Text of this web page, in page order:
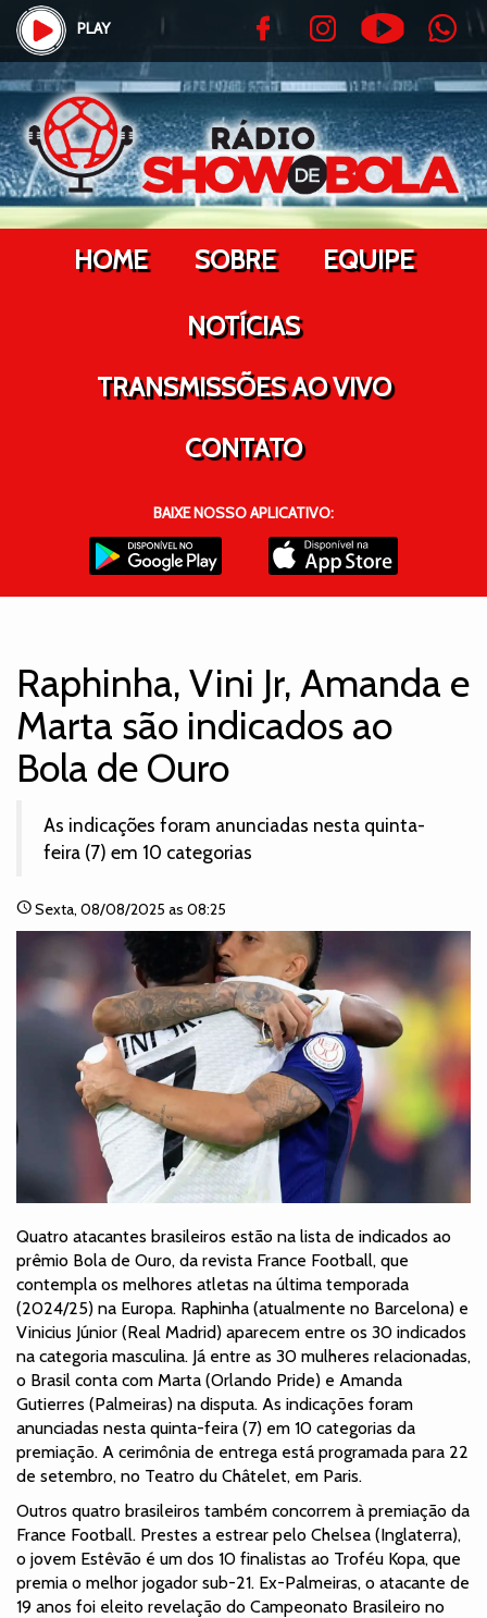
PLAY
HOME SOBRE EQUIPE
NOTÍCIAS
TRANSMISSÕES AO VIVO
CONTATO
BAIXE NOSSO APLICATIVO:
Raphinha, Vini Jr, Amanda e
Marta são indicados ao
Bola de Ouro
As indicações foram anunciadas nesta quinta-
feira (7) em 10 categorias
scheduleSexta, 08/08/2025 as 08:25
Quatro atacantes brasileiros estão na lista de indicados ao
prêmio Bola de Ouro, da revista France Football, que
contempla os melhores atletas na última temporada
(2024/25) na Europa. Raphinha (atualmente no Barcelona) e
Vinicius Júnior (Real Madrid) aparecem entre os 30 indicados
na categoria masculina. Já entre as 30 mulheres relacionadas,
o Brasil conta com Marta (Orlando Pride) e Amanda
Gutierres (Palmeiras) na disputa. As indicações foram
anunciadas nesta quinta-feira (7) em 10 categorias da
premiação. A cerimônia de entrega está programada para 22
de setembro, no Teatro du Châtelet, em Paris.
Outros quatro brasileiros também concorrem à premiação da
France Football. Prestes a estrear pelo Chelsea (Inglaterra),
o jovem Estêvão é um dos 10 finalistas ao Troféu Kopa, que
premia o melhor jogador sub-21. Ex-Palmeiras, o atacante de
19 anos foi eleito revelação do Campeonato Brasileiro no